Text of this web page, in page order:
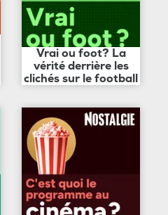
Vrai ou foot? La
vérité derrière les
clichés sur le football